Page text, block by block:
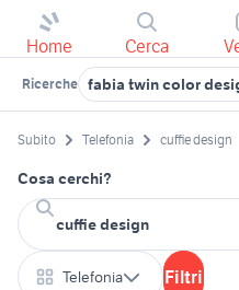
Home Cerca
Ricerche fabia twin color
Subito Telefonia cuffie design
Cosa cerchi?
Telefonia Filtri